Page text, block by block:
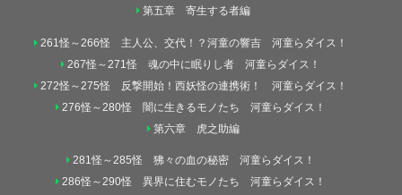
第五章 寄生する者編
261怪～266怪 主人公、交代！？河童の響吉 河童らダイス！
267怪～271怪 魂の中に眠りし者 河童らダイス！
272怪～275怪 反撃開始！西妖怪の連携術！ 河童らダイス！
276怪～280怪 闇に生きるモノたち 河童らダイス！
第六章 虎之助編
281怪～285怪 狒々の血の秘密 河童らダイス！
286怪～290怪 異界に住むモノたち 河童らダイス！